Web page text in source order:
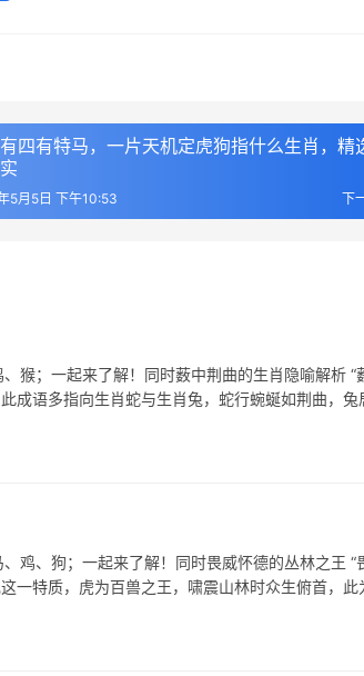
四有特马，一片天机定虎狗指什么生肖，精
下
5月5日 下午10:53
猴；一起来了解！同时薮中荆曲的生肖隐喻解析 “
成语多指向生肖蛇与生肖兔，蛇行蜿蜒如荆曲，兔
鸡、狗；一起来了解！同时畏威怀德的丛林之王 “
一特质，虎为百兽之王，啸震山林时众生俯首，此